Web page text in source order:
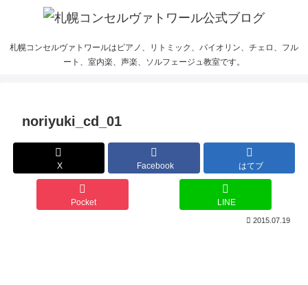
札幌コンセルヴァトワールはピアノ、リトミック、バイオリン、チェロ、フル
ート、室内楽、声楽、ソルフェージュ教室です。
noriyuki_cd_01
X Facebook はてブ
Pocket LINE
2015.07.19